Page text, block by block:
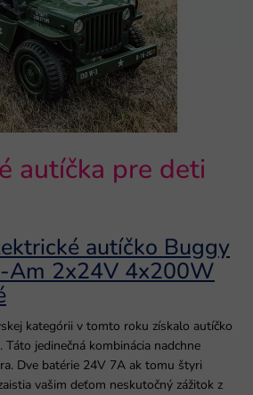
autíčka pre deti
autíčko Buggy
Am 2x24V 4x200W
kategórii v tomto roku získalo autíčko
Táto jedinečná kombinácia nadchne
Dve batérie 24V 7A ak tomu štyri
vašim deťom neskutočný zážitok z